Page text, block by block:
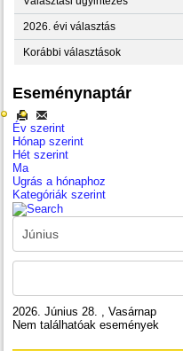
2026. évi választás
Korábbi választások
Eseménynaptár
Év szerint
Hónap szerint
Hét szerint
Ma
Ugrás a hónaphoz
Kategóriák szerint
2026. Június 28. , Vasárnap
Nem találhatóak események